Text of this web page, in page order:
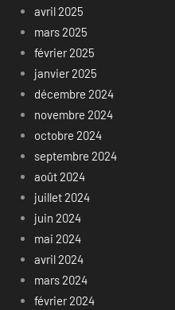
avril 2025
mars 2025
février 2025
janvier 2025
décembre 2024
novembre 2024
octobre 2024
septembre 2024
août 2024
juillet 2024
juin 2024
mai 2024
avril 2024
mars 2024
février 2024